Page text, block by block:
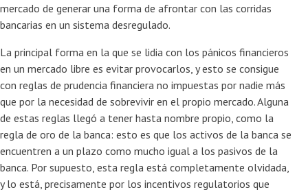
mercado de generar una forma de afrontar con las corridas
bancarias en un sistema desregulado.
La principal forma en la que se lidia con los pánicos financieros
en un mercado libre es evitar provocarlos, y esto se consigue
con reglas de prudencia financiera no impuestas por nadie más
que por la necesidad de sobrevivir en el propio mercado. Alguna
de estas reglas llegó a tener hasta nombre propio, como la
regla de oro de la banca: esto es que los activos de la banca se
encuentren a un plazo como mucho igual a los pasivos de la
banca. Por supuesto, esta regla está completamente olvidada,
y lo está, precisamente por los incentivos regulatorios que